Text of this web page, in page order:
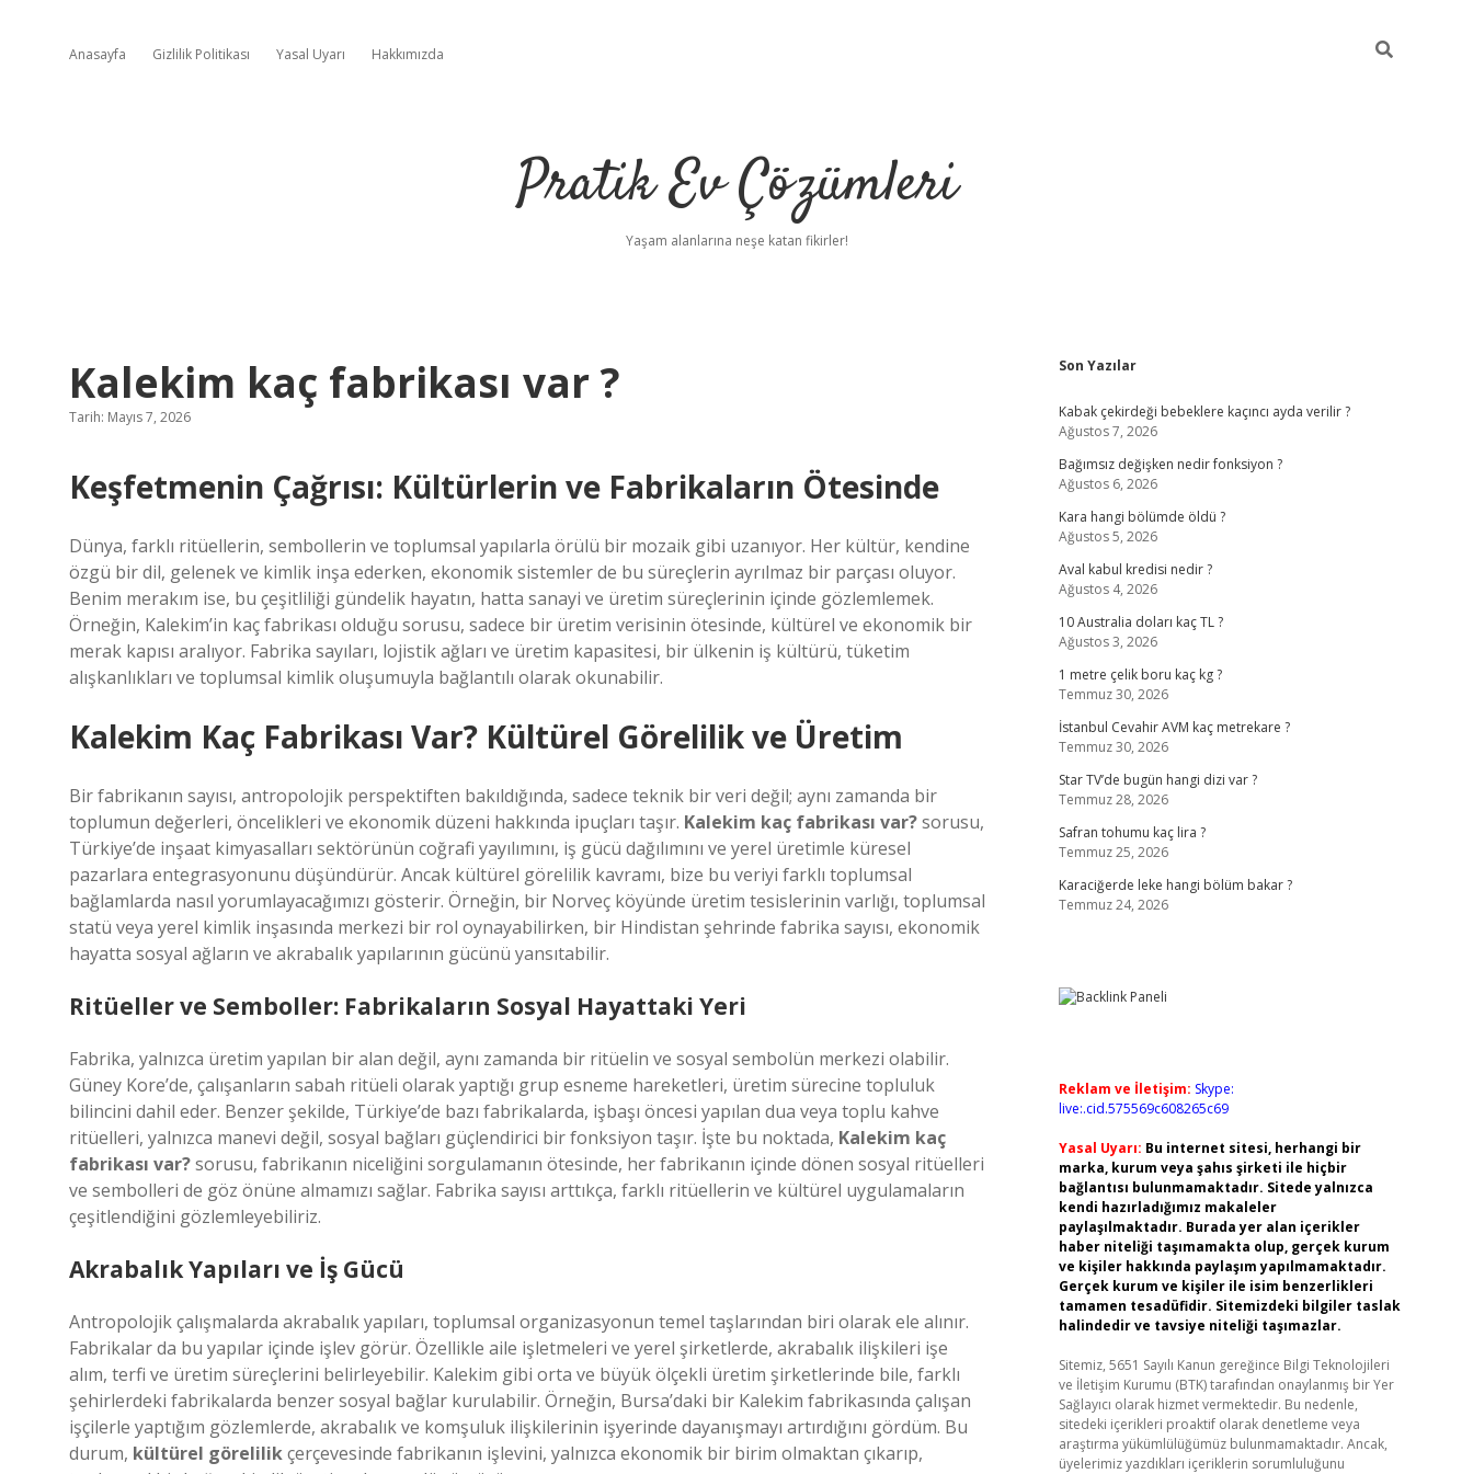
Anasayfa Gizlilik Politikası Yasal Uyarı Hakkımızda
Pratik Ev Çözümleri
Yaşam alanlarına neşe katan fikirler!
Kalekim kaç fabrikası var ?
Tarih: Mayıs 7, 2026
Keşfetmenin Çağrısı: Kültürlerin ve Fabrikaların Ötesinde
Dünya, farklı ritüellerin, sembollerin ve toplumsal yapılarla örülü bir mozaik gibi uzanıyor. Her kültür, kendine
özgü bir dil, gelenek ve kimlik inşa ederken, ekonomik sistemler de bu süreçlerin ayrılmaz bir parçası oluyor.
Benim merakım ise, bu çeşitliliği gündelik hayatın, hatta sanayi ve üretim süreçlerinin içinde gözlemlemek.
Örneğin, Kalekim’in kaç fabrikası olduğu sorusu, sadece bir üretim verisinin ötesinde, kültürel ve ekonomik bir
merak kapısı aralıyor. Fabrika sayıları, lojistik ağları ve üretim kapasitesi, bir ülkenin iş kültürü, tüketim
alışkanlıkları ve toplumsal kimlik oluşumuyla bağlantılı olarak okunabilir.
Kalekim Kaç Fabrikası Var? Kültürel Görelilik ve Üretim
Bir fabrikanın sayısı, antropolojik perspektiften bakıldığında, sadece teknik bir veri değil; aynı zamanda bir
toplumun değerleri, öncelikleri ve ekonomik düzeni hakkında ipuçları taşır. Kalekim kaç fabrikası var?sorusu,
Türkiye’de inşaat kimyasalları sektörünün coğrafi yayılımını, iş gücü dağılımını ve yerel üretimle küresel
pazarlara entegrasyonunu düşündürür. Ancak kültürel görelilik kavramı, bize bu veriyi farklı toplumsal
bağlamlarda nasıl yorumlayacağımızı gösterir. Örneğin, bir Norveç köyünde üretim tesislerinin varlığı, toplumsal
statü veya yerel kimlik inşasında merkezi bir rol oynayabilirken, bir Hindistan şehrinde fabrika sayısı, ekonomik
hayatta sosyal ağların ve akrabalık yapılarının gücünü yansıtabilir.
Ritüeller ve Semboller: Fabrikaların Sosyal Hayattaki Yeri
Fabrika, yalnızca üretim yapılan bir alan değil, aynı zamanda bir ritüelin ve sosyal sembolün merkezi olabilir.
Güney Kore’de, çalışanların sabah ritüeli olarak yaptığı grup esneme hareketleri, üretim sürecine topluluk
bilincini dahil eder. Benzer şekilde, Türkiye’de bazı fabrikalarda, işbaşı öncesi yapılan dua veya toplu kahve
ritüelleri, yalnızca manevi değil, sosyal bağları güçlendirici bir fonksiyon taşır. İşte bu noktada, Kalekim kaç
fabrikası var?sorusu, fabrikanın niceliğini sorgulamanın ötesinde, her fabrikanın içinde dönen sosyal ritüelleri
ve sembolleri de göz önüne almamızı sağlar. Fabrika sayısı arttıkça, farklı ritüellerin ve kültürel uygulamaların
çeşitlendiğini gözlemleyebiliriz.
Akrabalık Yapıları ve İş Gücü
Antropolojik çalışmalarda akrabalık yapıları, toplumsal organizasyonun temel taşlarından biri olarak ele alınır.
Fabrikalar da bu yapılar içinde işlev görür. Özellikle aile işletmeleri ve yerel şirketlerde, akrabalık ilişkileri işe
alım, terfi ve üretim süreçlerini belirleyebilir. Kalekim gibi orta ve büyük ölçekli üretim şirketlerinde bile, farklı
şehirlerdeki fabrikalarda benzer sosyal bağlar kurulabilir. Örneğin, Bursa’daki bir Kalekim fabrikasında çalışan
işçilerle yaptığım gözlemlerde, akrabalık ve komşuluk ilişkilerinin işyerinde dayanışmayı artırdığını gördüm. Bu
durum, kültürel görelilikçerçevesinde fabrikanın işlevini, yalnızca ekonomik bir birim olmaktan çıkarıp,
Sidebar
Son Yazılar
Kabak çekirdeği bebeklere kaçıncı ayda verilir ?
Ağustos 7, 2026
Bağımsız değişken nedir fonksiyon ?
Ağustos 6, 2026
Kara hangi bölümde öldü ?
Ağustos 5, 2026
Aval kabul kredisi nedir ?
Ağustos 4, 2026
10 Australia doları kaç TL ?
Ağustos 3, 2026
1 metre çelik boru kaç kg ?
Temmuz 30, 2026
İstanbul Cevahir AVM kaç metrekare ?
Temmuz 30, 2026
Star TV’de bugün hangi dizi var ?
Temmuz 28, 2026
Safran tohumu kaç lira ?
Temmuz 25, 2026
Karaciğerde leke hangi bölüm bakar ?
Temmuz 24, 2026
Reklam ve İletişim: Skype:
live:.cid.575569c608265c69
Yasal Uyarı: Bu internet sitesi, herhangi bir
marka, kurum veya şahıs şirketi ile hiçbir
bağlantısı bulunmamaktadır. Sitede yalnızca
kendi hazırladığımız makaleler
paylaşılmaktadır. Burada yer alan içerikler
haber niteliği taşımamakta olup, gerçek kurum
ve kişiler hakkında paylaşım yapılmamaktadır.
Gerçek kurum ve kişiler ile isim benzerlikleri
tamamen tesadüfidir. Sitemizdeki bilgiler taslak
halindedir ve tavsiye niteliği taşımazlar.
Sitemiz, 5651 Sayılı Kanun gereğince Bilgi Teknolojileri
ve İletişim Kurumu (BTK) tarafından onaylanmış bir Yer
Sağlayıcı olarak hizmet vermektedir. Bu nedenle,
sitedeki içerikleri proaktif olarak denetleme veya
araştırma yükümlülüğümüz bulunmamaktadır. Ancak,
üyelerimiz yazdıkları içeriklerin sorumluluğunu
ilbet mobil giriş